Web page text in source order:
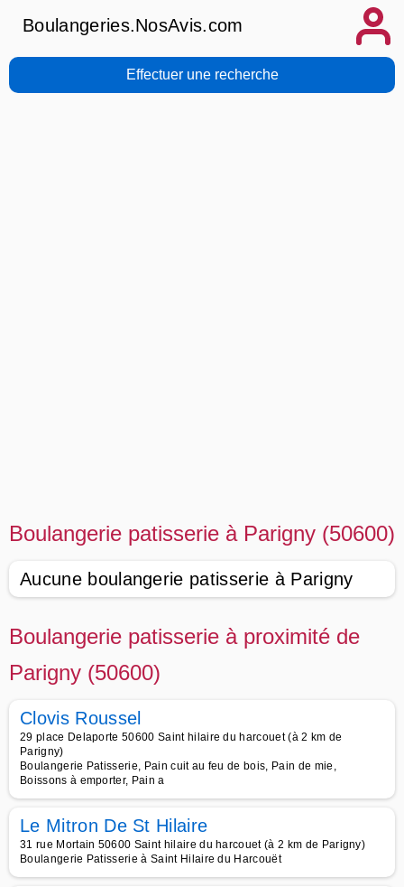
Boulangeries.NosAvis.com
Effectuer une recherche
Boulangerie patisserie à Parigny (50600)
Aucune boulangerie patisserie à Parigny
Boulangerie patisserie à proximité de
Parigny (50600)
Clovis Roussel
29 place Delaporte 50600 Saint hilaire du harcouet (à 2 km de
Parigny)
Boulangerie Patisserie, Pain cuit au feu de bois, Pain de mie,
Boissons à emporter, Pain a
Le Mitron De St Hilaire
31 rue Mortain 50600 Saint hilaire du harcouet (à 2 km de Parigny)
Boulangerie Patisserie à Saint Hilaire du Harcouët